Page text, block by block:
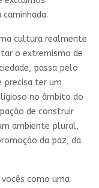
cultura realmente
o extremismo de
passa pelo
precisa ter um
no âmbito do
de construir
ambiente plural,
da paz, da
como uma